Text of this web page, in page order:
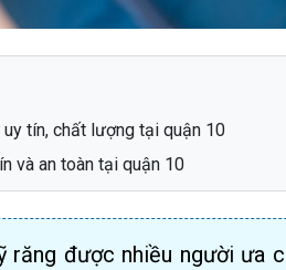
tín, chất lượng tại quận 10
và an toàn tại quận 10
được nhiều người ưa